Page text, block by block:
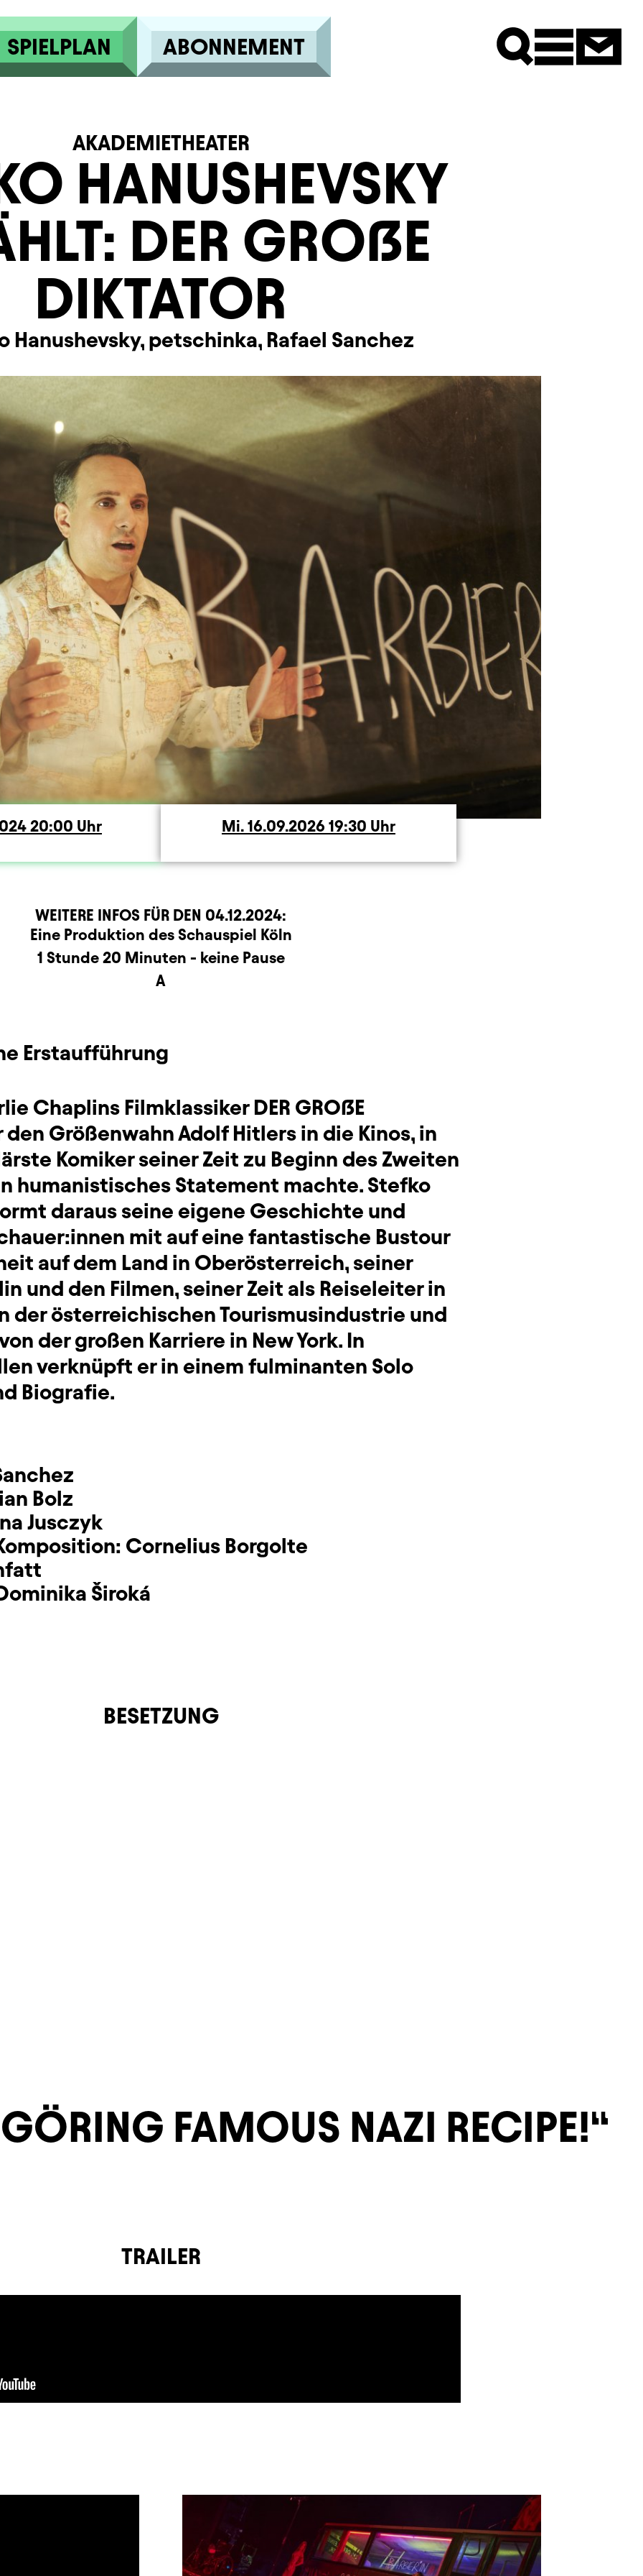
SPIELPLAN ABONNEMENT
HANUSHEVSKY
DER GROẞE
DIKTATOR
AKADEMIETHEATER
Hanushevsky, petschinka, Rafael Sanchez
20:00 Uhr Mi. Mittwoch
16.09.2026 19:30 Uhr
WEITERE INFOS FÜR DEN 04.12.2024:
Eine Produktion des Schauspiel Köln
1 Stunde 20 Minuten - keine Pause
A
Erstaufführung
Chaplins Filmklassiker DER GROẞE
den Größenwahn Adolf Hitlers in die Kinos, in
Komiker seiner Zeit zu Beginn des Zweiten
humanistisches Statement machte. Stefko
daraus seine eigene Geschichte und
mit auf eine fantastische Bustour
auf dem Land in Oberösterreich, seiner
und den Filmen, seiner Zeit als Reiseleiter in
der österreichischen Tourismusindustrie und
der großen Karriere in New York. In
verknüpft er in einem fulminanten Solo
Biografie.
Bolz
Jusczyk
Cornelius Borgolte
Široká
BESETZUNG
FAMOUS NAZI RECIPE!
TRAILER